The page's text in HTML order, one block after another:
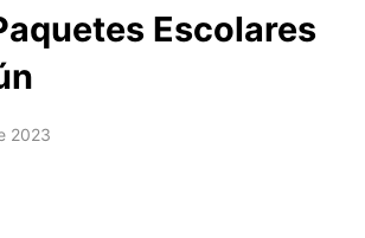
Escolares
2023